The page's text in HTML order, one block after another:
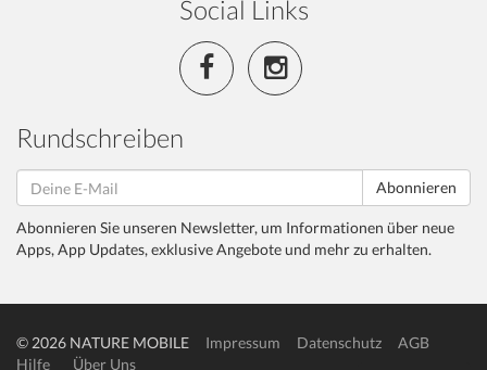
Social Links
Rundschreiben
Abonnieren
Abonnieren Sie unseren Newsletter, um Informationen über neue
Apps, App Updates, exklusive Angebote und mehr zu erhalten.
© 2026 NATURE MOBILE Impressum Datenschutz
AGB
Hilfe
Über Uns